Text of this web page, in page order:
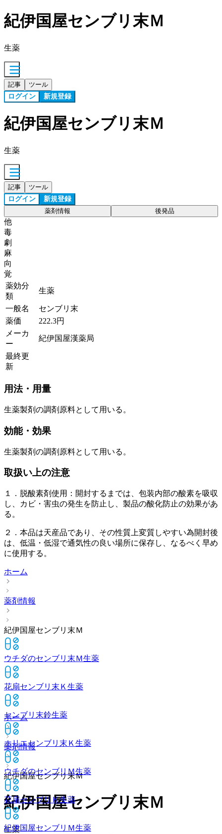
紀伊国屋センブリ末Ｍ
生薬
記事 ツール
ログイン 新規登録
紀伊国屋センブリ末Ｍ
生薬
記事 ツール
ログイン 新規登録
薬剤情報 後発品
他
毒
劇
麻
向
覚
薬効分
類
生薬
一般名
センブリ末
薬価
222.3円
メーカ
ー
紀伊国屋漢薬局
最終更
新
用法・用量
生薬製剤の調剤原料として用いる。
効能・効果
生薬製剤の調剤原料として用いる。
取扱い上の注意
１．脱酸素剤使用：開封するまでは、包装内部の酸素を吸収
し、カビ・害虫の発生を防止し、製品の酸化防止の効果があ
る。
２．本品は天産品であり、その性質上変質しやすい為開封後
は、低温・低湿で通気性の良い場所に保存し、なるべく早め
に使用する。
ホーム
薬剤情報
紀伊国屋センブリ末Ｍ
ウチダのセンブリ末Ｍ生薬
花扇センブリ末Ｋ 生薬
センブリ末鈴生薬
ホリエセンブリ末Ｋ 生薬
ウチダのセンブリＭ生薬
花扇センブリＫ生薬
紀伊国屋センブリＭ生薬
ホーム
薬剤情報
紀伊国屋センブリ末Ｍ
紀伊国屋センブリ末Ｍ
生薬